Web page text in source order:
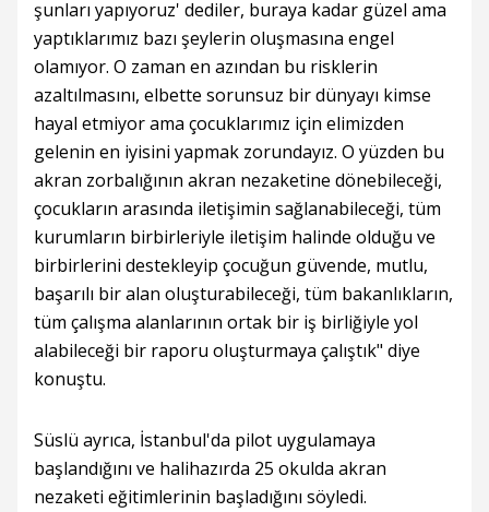
şunları yapıyoruz' dediler, buraya kadar güzel ama
yaptıklarımız bazı şeylerin oluşmasına engel
olamıyor. O zaman en azından bu risklerin
azaltılmasını, elbette sorunsuz bir dünyayı kimse
hayal etmiyor ama çocuklarımız için elimizden
gelenin en iyisini yapmak zorundayız. O yüzden bu
akran zorbalığının akran nezaketine dönebileceği,
çocukların arasında iletişimin sağlanabileceği, tüm
kurumların birbirleriyle iletişim halinde olduğu ve
birbirlerini destekleyip çocuğun güvende, mutlu,
başarılı bir alan oluşturabileceği, tüm bakanlıkların,
tüm çalışma alanlarının ortak bir iş birliğiyle yol
alabileceği bir raporu oluşturmaya çalıştık" diye
konuştu.
Süslü ayrıca, İstanbul'da pilot uygulamaya
başlandığını ve halihazırda 25 okulda akran
nezaketi eğitimlerinin başladığını söyledi.